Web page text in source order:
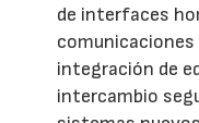
de interfaces
integración de
intercambio